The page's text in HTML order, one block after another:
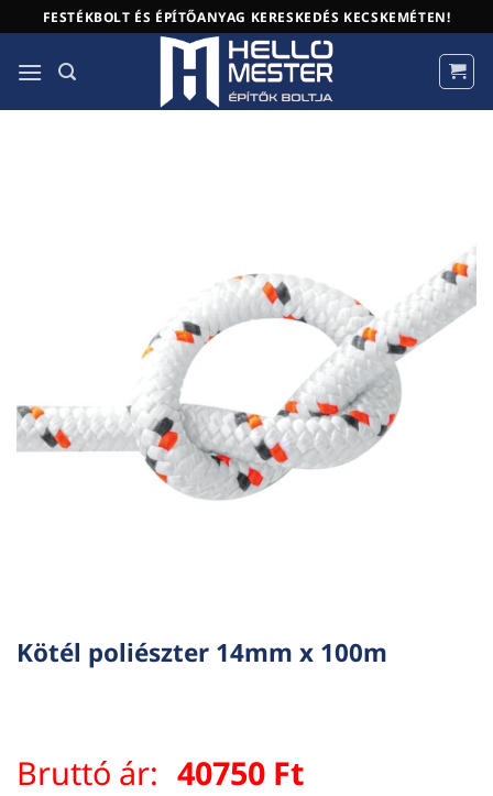
to
content
FESTÉKBOLT ÉS ÉPÍTŐANYAG KERESKEDÉS KECSKEMÉTEN!
Kötél poliészter 14mm x 100m
Bruttó ár: 40750 Ft